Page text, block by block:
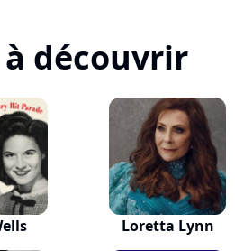
découvrir
Loretta Lynn